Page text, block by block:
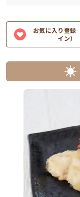
お気に入り登録
イン）